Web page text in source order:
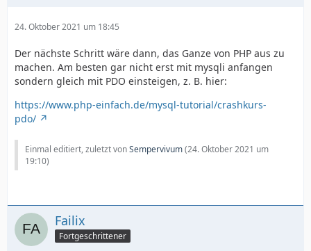
24. Oktober 2021 um 18:45
Der nächste Schritt wäre dann, das Ganze von PHP aus zu
machen. Am besten gar nicht erst mit mysqli anfangen
sondern gleich mit PDO einsteigen, z. B. hier:
https://www.php-einfach.de/mysql-tutorial/crashkurs-
pdo/
Einmal editiert, zuletzt vonSempervivum(24. Oktober 2021 um
19:10)
Failix
Fortgeschrittener